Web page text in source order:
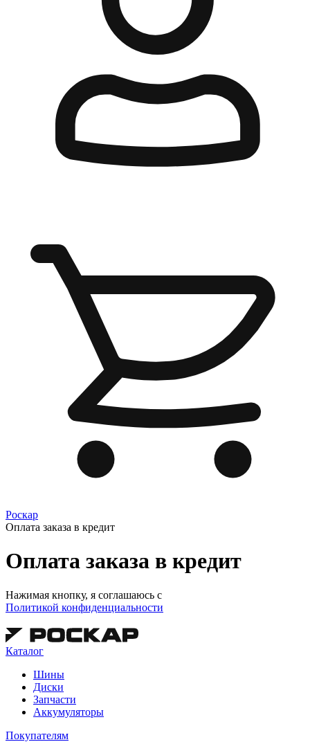
Роскар
Оплата заказа в кредит
Оплата заказа в кредит
Нажимая кнопку, я соглашаюсь c
Политикой конфиденциальности
Каталог
Шины
Диски
Запчасти
Аккумуляторы
Покупателям